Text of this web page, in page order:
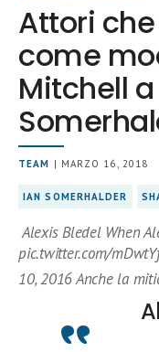
Attori
come
Mitchell
TEAM | MARZO 16, 2018
IAN SOMERHALDER
Alexis Bledel When
pic.twitter.com/
10, 2016 Anche la